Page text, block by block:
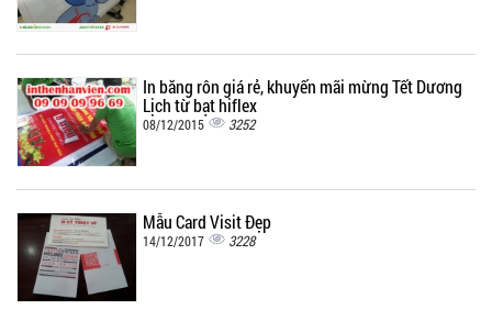
In băng rôn giá rẻ, khuyến mãi mừng Tết Dương
Lịch từ bạt hiflex
08/12/2015 3252
Mẫu Card Visit Đẹp
14/12/2017 3228